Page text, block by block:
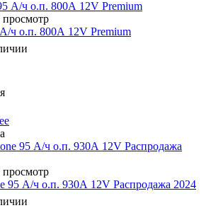
ч о.п. 800А 12V Premium
95 А/ч о.п. 930А 12V Распродажа 2024